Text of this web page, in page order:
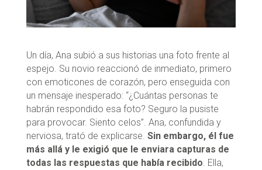
Un día, Ana subió a sus historias una foto frente al
espejo. Su novio reaccionó de inmediato, primero
con emoticones de corazón, pero enseguida con
un mensaje inesperado: “¿Cuántas personas te
habrán respondido esa foto? Seguro la pusiste
para provocar. Siento celos”. Ana, confundida y
nerviosa, trató de explicarse. Sin embargo, él fue
más allá y le exigió que le enviara capturas de
todas las respuestas que había recibido. Ella,